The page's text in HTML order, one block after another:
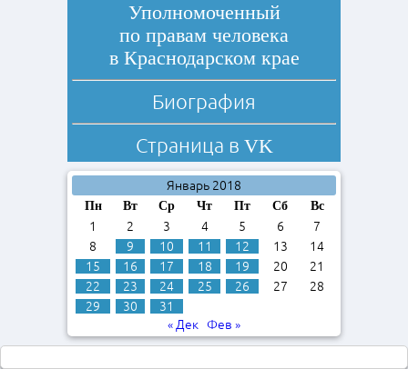
Уполномоченный
по правам человека
в Краснодарском крае
Биография
Страница в VK
Январь 2018
Пн Вт Ср Чт Пт Сб Вс
1 2 3 4 5 6
7
8
9 10 11 12 13
14
15
16 17 18 19 20
21
22
23 24 25 26 27
28
29
30
31
« Дек
Фев »